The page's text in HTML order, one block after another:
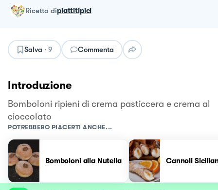
ricetta dipiattitipici
Salva · 9 Commenta
Introduzione
Bomboloni ripieni di crema pasticcera e crema al
cioccolato
POTREBBERO PIACERTI ANCHE...
Bomboloni alla Nutella Cannoli